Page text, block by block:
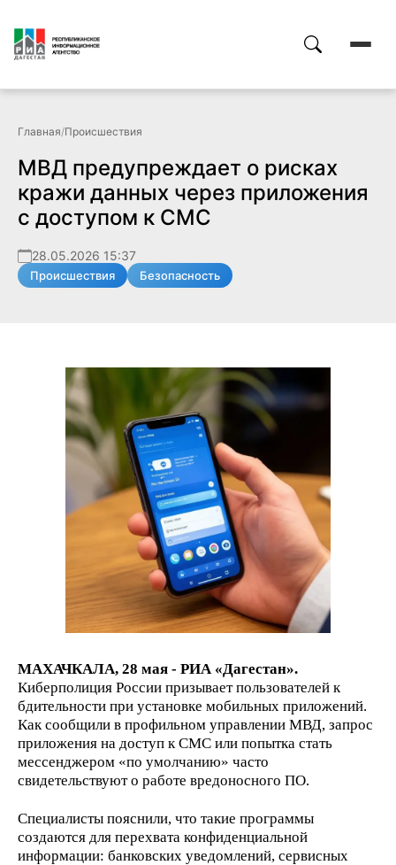
Главная/Происшествия
МВД предупреждает о рисках
кражи данных через приложения
с доступом к СМС
28.05.2026 15:37
Происшествия Безопасность
МАХАЧКАЛА, 28 мая - РИА «Дагестан».
Киберполиция России призывает пользователей к
бдительности при установке мобильных приложений.
Как сообщили в профильном управлении МВД, запрос
приложения на доступ к СМС или попытка стать
мессенджером «по умолчанию» часто
свидетельствуют о работе вредоносного ПО.
Специалисты пояснили, что такие программы
создаются для перехвата конфиденциальной
информации: банковских уведомлений, сервисных